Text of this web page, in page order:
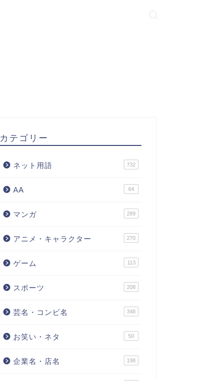
カテゴリー
ネット用語 732
AA 64
マンガ 289
アニメ・キャラクター 270
ゲーム 113
スポーツ 208
芸名・コンビ名 348
お笑い・ネタ 50
企業名・店名 198